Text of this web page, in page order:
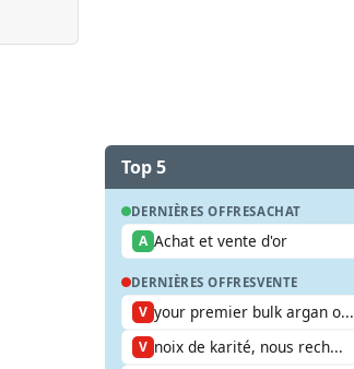
Top 5
DERNIÈRES OFFRESACHAT
A Achat et vente d'or
DERNIÈRES OFFRESVENTE
V your premier bulk argan o...
V noix de karité, nous rech...